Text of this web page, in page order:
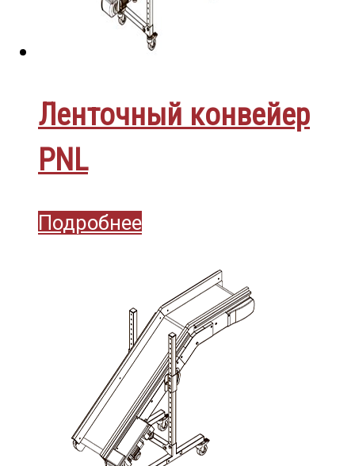
Ленточный конвейер
PNL
Подробнее